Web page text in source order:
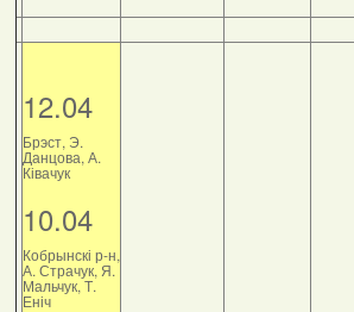
12.04
Брэст, Э.
Данцова, А.
Ківачук
10.04
Кобрынскі р-н,
А. Страчук, Я.
Мальчук, Т.
Еніч